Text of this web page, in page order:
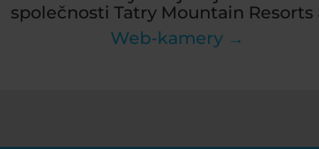
společnosti Tatry Mountain Resorts
Web-kamery →